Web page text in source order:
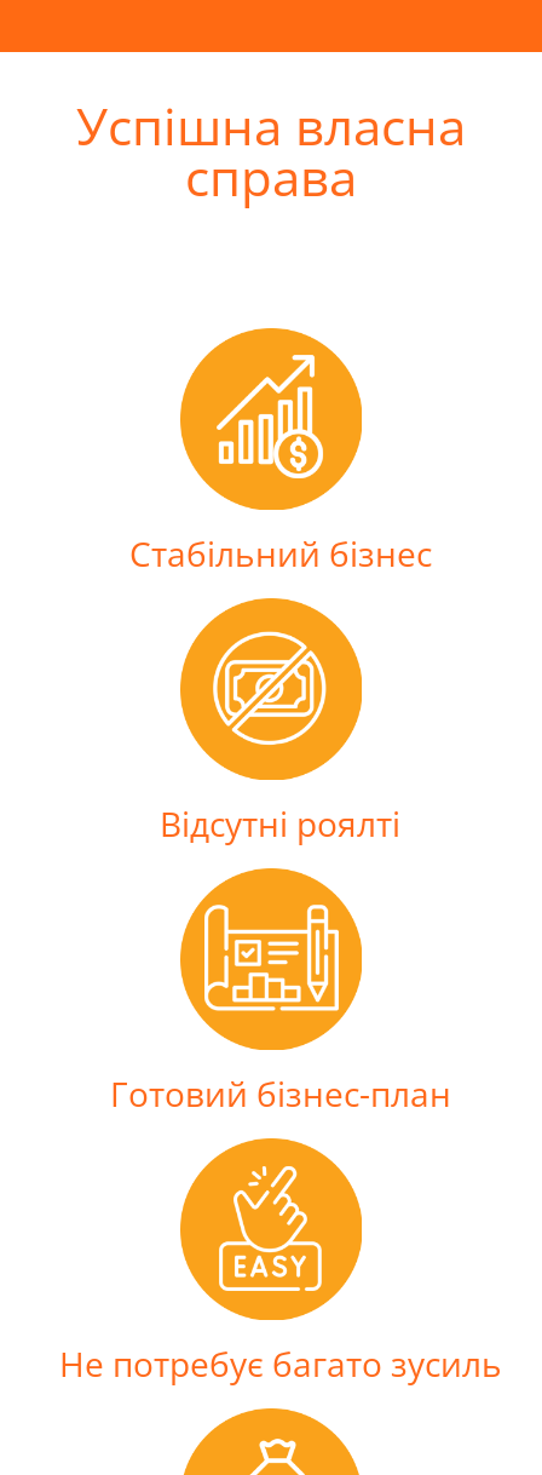
Успішна власна
справа
Cтабільний бізнес
Відсутні роялті
Готовий бізнес-план
Не потребує багато зусиль